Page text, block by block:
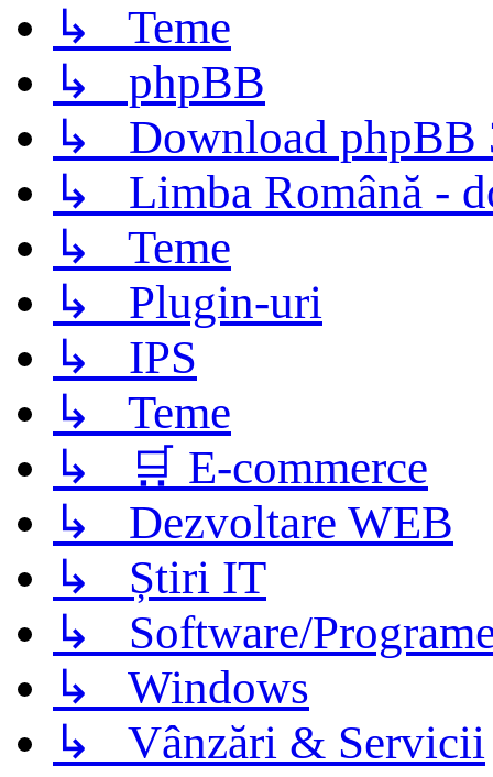
↳ Teme
↳ phpBB
↳ Download phpBB
↳ Limba Română -
↳ Teme
↳ Plugin-uri
↳ IPS
↳ Teme
↳ 🛒 E-commerce
↳ Dezvoltare WEB
↳ Știri IT
↳ Software/
↳ Windows
↳ Vânzări & Servicii